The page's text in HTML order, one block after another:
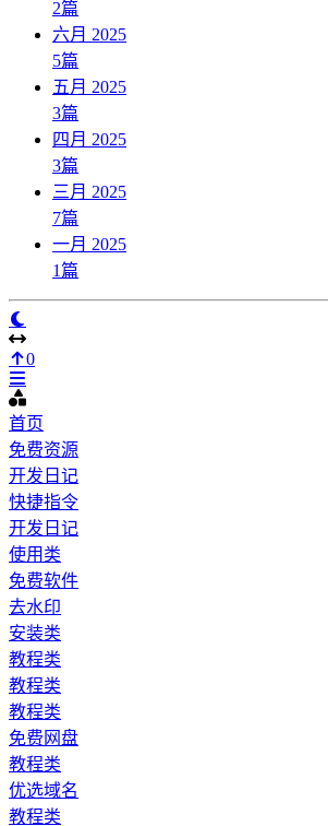
2篇
六月 2025
5篇
五月 2025
3篇
四月 2025
3篇
三月 2025
7篇
一月 2025
1篇
0
首页
免费资源
开发日记
快捷指令
开发日记
使用类
免费软件
去水印
安装类
教程类
教程类
教程类
免费网盘
教程类
优选域名
教程类